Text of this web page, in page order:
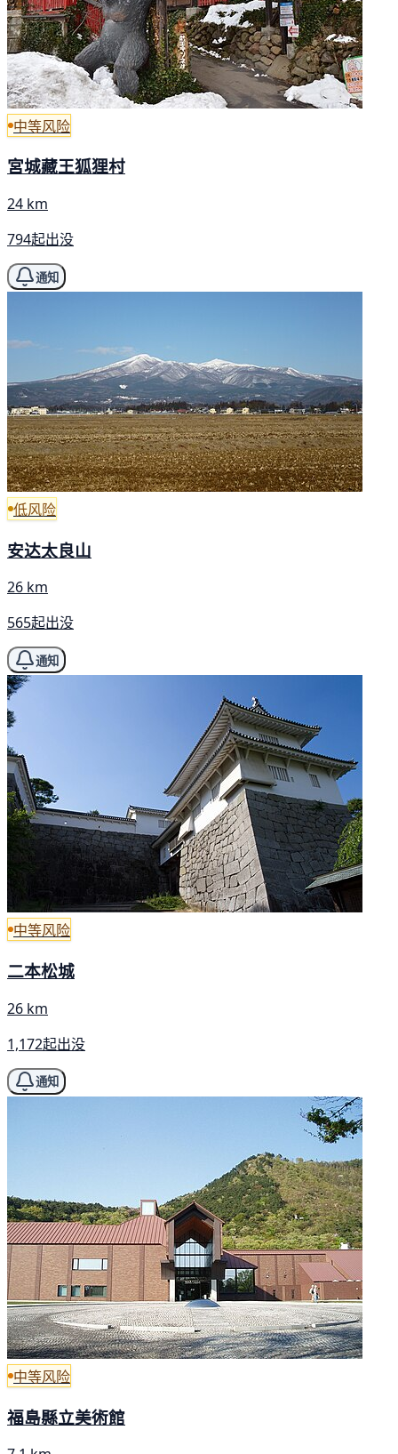
中等风险
宮城藏王狐狸村
24 km
794起出没
通知
低风险
安达太良山
26 km
565起出没
通知
中等风险
二本松城
26 km
1,172起出没
通知
中等风险
福島縣立美術館